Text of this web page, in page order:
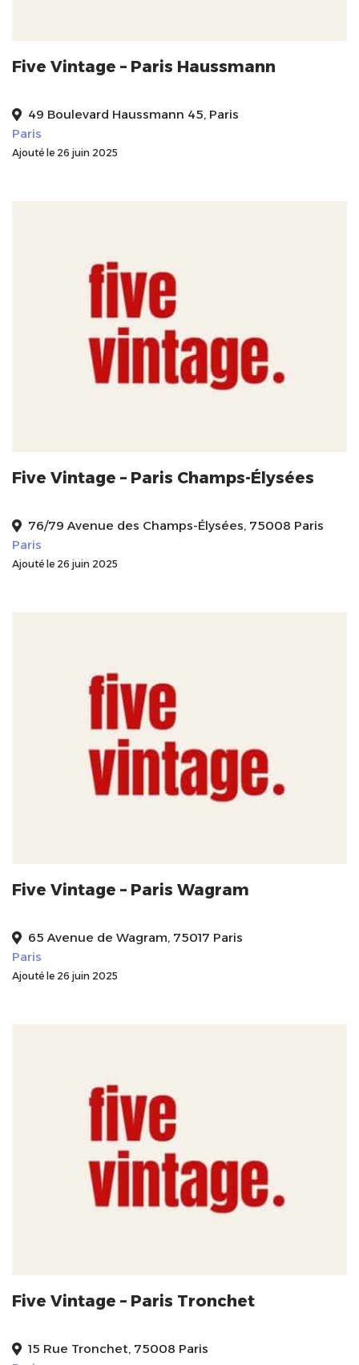
Five Vintage – Paris Haussmann
49 Boulevard Haussmann 45, Paris
Paris
Ajouté le 26 juin 2025
Five Vintage – Paris Champs-Élysées
76/79 Avenue des Champs-Élysées, 75008 Paris
Paris
Ajouté le 26 juin 2025
Five Vintage – Paris Wagram
65 Avenue de Wagram, 75017 Paris
Paris
Ajouté le 26 juin 2025
Five Vintage – Paris Tronchet
15 Rue Tronchet, 75008 Paris